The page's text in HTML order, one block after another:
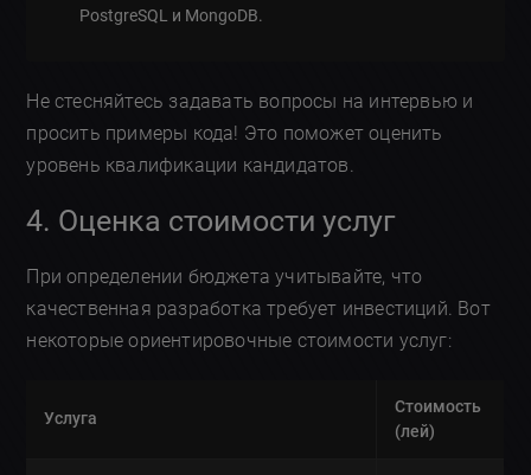
PostgreSQL и MongoDB.
Не стесняйтесь задавать вопросы на интервью и
просить примеры кода! Это поможет оценить
уровень квалификации кандидатов.
4. Оценка стоимости услуг
При определении бюджета учитывайте, что
качественная разработка требует инвестиций. Вот
некоторые ориентировочные стоимости услуг:
Услуга
Стоимость
(лей)